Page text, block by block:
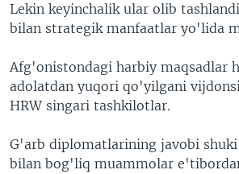
Lekin keyinchalik ular olib
bilan strategik manfaatlar yo'lida
Afg'onistondagi harbiy maqsadlar
adolatdan yuqori qo'yilgani
HRW singari tashkilotlar.
G'arb diplomatlarining javobi
bilan bog'liq muammolar